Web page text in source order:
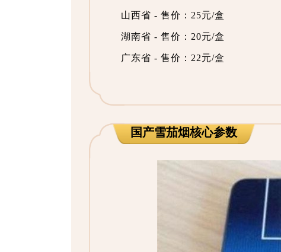
山西省 - 售价：25元/盒
湖南省 - 售价：20元/盒
广东省 - 售价：22元/盒
国产雪茄烟核心参数